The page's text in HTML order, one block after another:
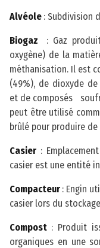
Alvéole : Subdivision
Biogaz : Gaz
oxygène) de la
méthanisation. Il est
(49%), de dioxyde de
et de composés
peut être utilisé
brûlé pour produire
Casier :
casier est une entité
Compacteur : Engin
casier lors du
Compost : Produit
organiques en une